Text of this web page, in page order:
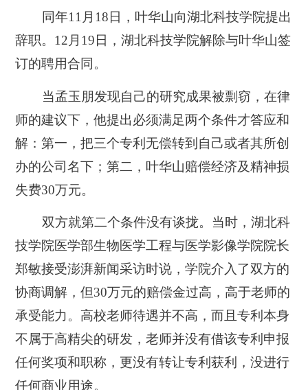
同年11月18日，叶华山向湖北科技学院提出
辞职。12月19日，湖北科技学院解除与叶华山签
订的聘用合同。
当孟玉朋发现自己的研究成果被剽窃，在律
师的建议下，他提出必须满足两个条件才答应和
解：第一，把三个专利无偿转到自己或者其所创
办的公司名下；第二，叶华山赔偿经济及精神损
失费30万元。
双方就第二个条件没有谈拢。当时，湖北科
技学院医学部生物医学工程与医学影像学院院长
郑敏接受澎湃新闻采访时说，学院介入了双方的
协商调解，但30万元的赔偿金过高，高于老师的
承受能力。高校老师待遇并不高，而且专利本身
不属于高精尖的研发，老师并没有借该专利申报
任何奖项和职称，更没有转让专利获利，没进行
任何商业用途。